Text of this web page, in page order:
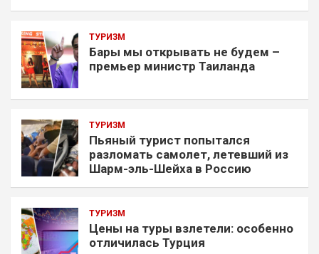
ТУРИЗМ
Бары мы открывать не будем –
премьер министр Таиланда
ТУРИЗМ
Пьяный турист попытался
разломать самолет, летевший из
Шарм-эль-Шейха в Россию
ТУРИЗМ
Цены на туры взлетели: особенно
отличилась Турция